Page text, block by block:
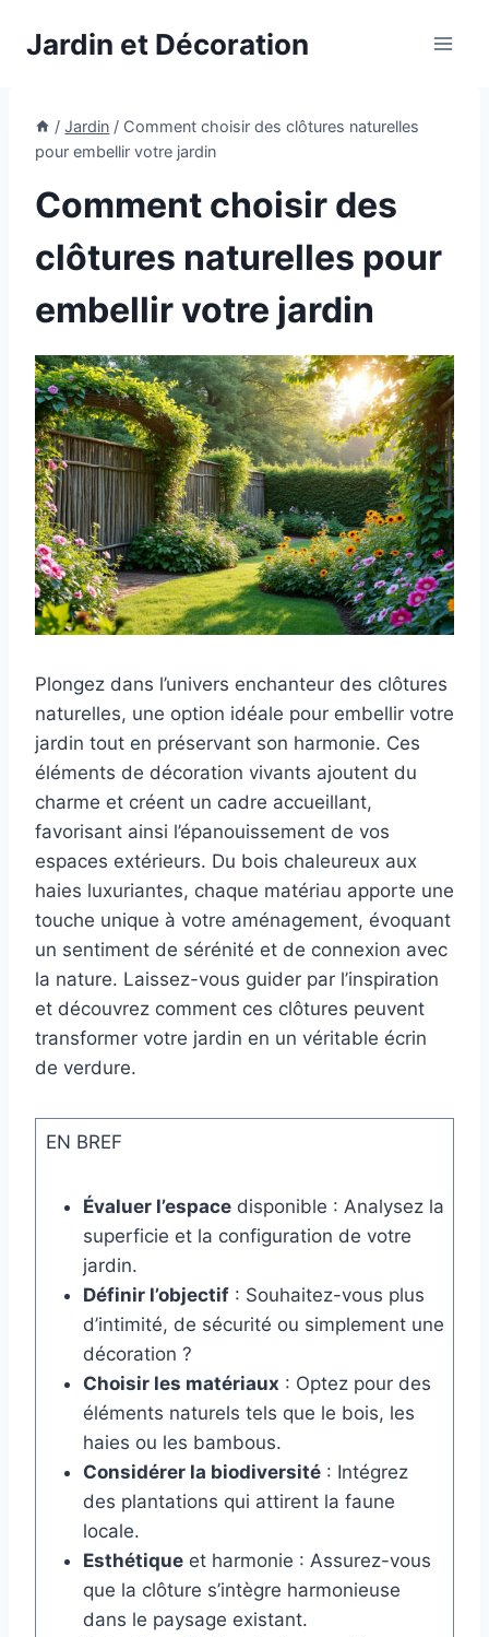
Jardin et Décoration
/ Jardin / Comment choisir des clôtures naturelles
pour embellir votre jardin
Comment choisir des
clôtures naturelles pour
embellir votre jardin
Plongez dans l’univers enchanteur des clôtures
naturelles, une option idéale pour embellir votre
jardin tout en préservant son harmonie. Ces
éléments de décoration vivants ajoutent du
charme et créent un cadre accueillant,
favorisant ainsi l’épanouissement de vos
espaces extérieurs. Du bois chaleureux aux
haies luxuriantes, chaque matériau apporte une
touche unique à votre aménagement, évoquant
un sentiment de sérénité et de connexion avec
la nature. Laissez-vous guider par l’inspiration
et découvrez comment ces clôtures peuvent
transformer votre jardin en un véritable écrin
de verdure.
EN BREF
Évaluer l’espacedisponible : Analysez la
superficie et la configuration de votre
jardin.
Définir l’objectif: Souhaitez-vous plus
d’intimité, de sécurité ou simplement une
décoration ?
Choisir les matériaux : Optez pour des
éléments naturels tels que le bois, les
haies ou les bambous.
Considérer la biodiversité: Intégrez
des plantations qui attirent la faune
locale.
Esthétiqueet harmonie : Assurez-vous
que la clôture s’intègre harmonieuse
dans le paysage existant.